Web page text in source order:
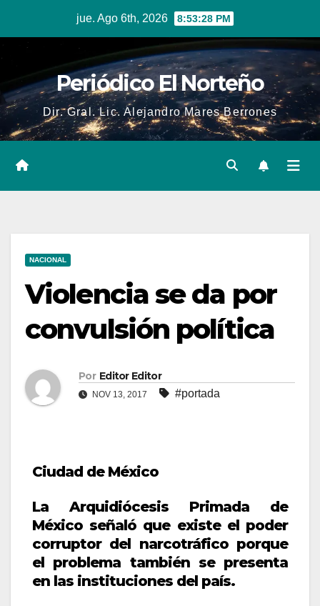
jue. Ago 6th, 2026 8:53:29 PM
Periódico El Norteño
Dir. Gral. Lic. Alejandro Mares Berrones
NACIONAL
Violencia se da por
convulsión política
Por Editor Editor
NOV 13, 2017 #portada
Ciudad de México
La Arquidiócesis Primada de
México señaló que existe el poder
corruptor del narcotráfico porque
el problema también se presenta
en las instituciones del país.